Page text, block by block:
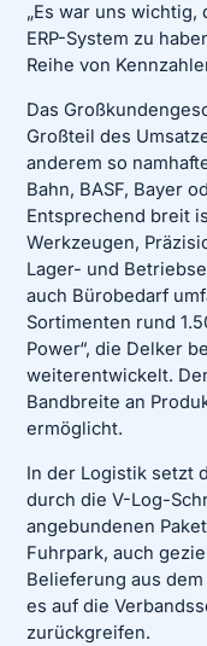
„Es war uns
ERP-System zu
Reihe von
Das
Großteil des
anderem so
Bahn, BASF, Bayer
Entsprechend breit
Werkzeugen,
Lager- und
auch Bürobedarf
Sortimenten rund
Power“, die Delker
weiterentwickelt.
Bandbreite an
ermöglicht.
In der Logistik setzt
durch die V-Log-
angebundenen
Fuhrpark, auch
Belieferung aus
es auf die
zurückgreifen.